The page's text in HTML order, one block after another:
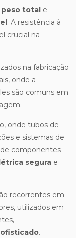
total e
. A resistência à
crucial na
na fabricação
onde a
são comuns em
onde tubos de
e sistemas de
componentes
segura e
recorrentes em
utilizados em
.